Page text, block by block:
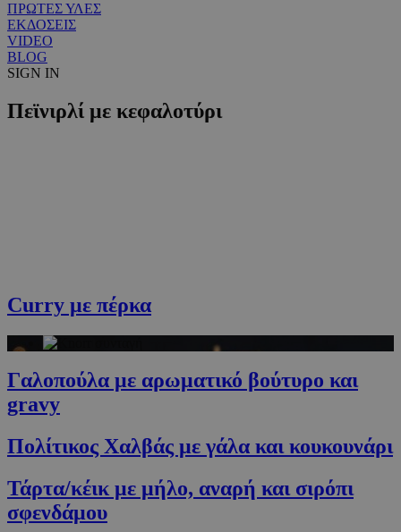
ΠΡΩΤΕΣ ΥΛΕΣ
ΕΚΔΟΣΕΙΣ
VIDEO
BLOG
SIGN IN
Πεϊνιρλί με κεφαλοτύρι
Curry με πέρκα
Γαλοπούλα με αρωματικό βούτυρο και
gravy
Πολίτικος Χαλβάς με γάλα και κουκουνάρι
Τάρτα/κέικ με μήλο, αναρή και σιρόπι
σφενδάμου